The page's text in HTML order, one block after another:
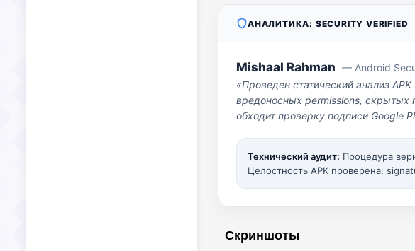
АНАЛИТИКА: SECURITY VERIFIED
Mishaal Rahman — Android
«Проведен статический анализ
вредоносных permissions, скрытых
обходит проверку подписи Google
Технический аудит: Процедура
Целостность APK проверена:
Скриншоты